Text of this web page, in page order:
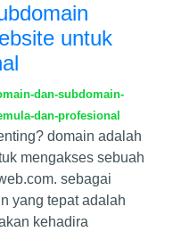
untuk
dan-subdomain-
dan-profesional
domain adalah
mengakses sebuah
sebagai
yang tepat adalah
kehadira